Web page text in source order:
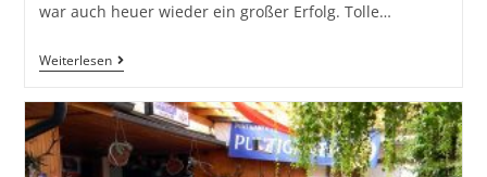
war auch heuer wieder ein großer Erfolg. Tolle…
Weiterlesen